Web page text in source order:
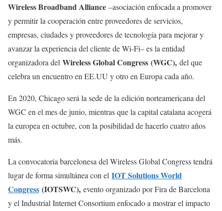
Wireless Broadband Alliance –asociación enfocada a promover
y permitir la cooperación entre proveedores de servicios,
empresas, ciudades y proveedores de tecnología para mejorar y
avanzar la experiencia del cliente de Wi-Fi– es la entidad
organizadora del Wireless Global Congress (WGC), del que
celebra un encuentro en EE.UU y otro en Europa cada año.
En 2020, Chicago será la sede de la edición norteamericana del
WGC en el mes de junio, mientras que la capital catalana acogerá
la europea en octubre, con la posibilidad de hacerlo cuatro años
más.
La convocatoria barcelonesa del Wireless Global Congress tendrá
lugar de forma simultánea con el IOT Solutions World
Congress (IOTSWC), evento organizado por Fira de Barcelona
y el Industrial Internet Consortium enfocado a mostrar el impacto